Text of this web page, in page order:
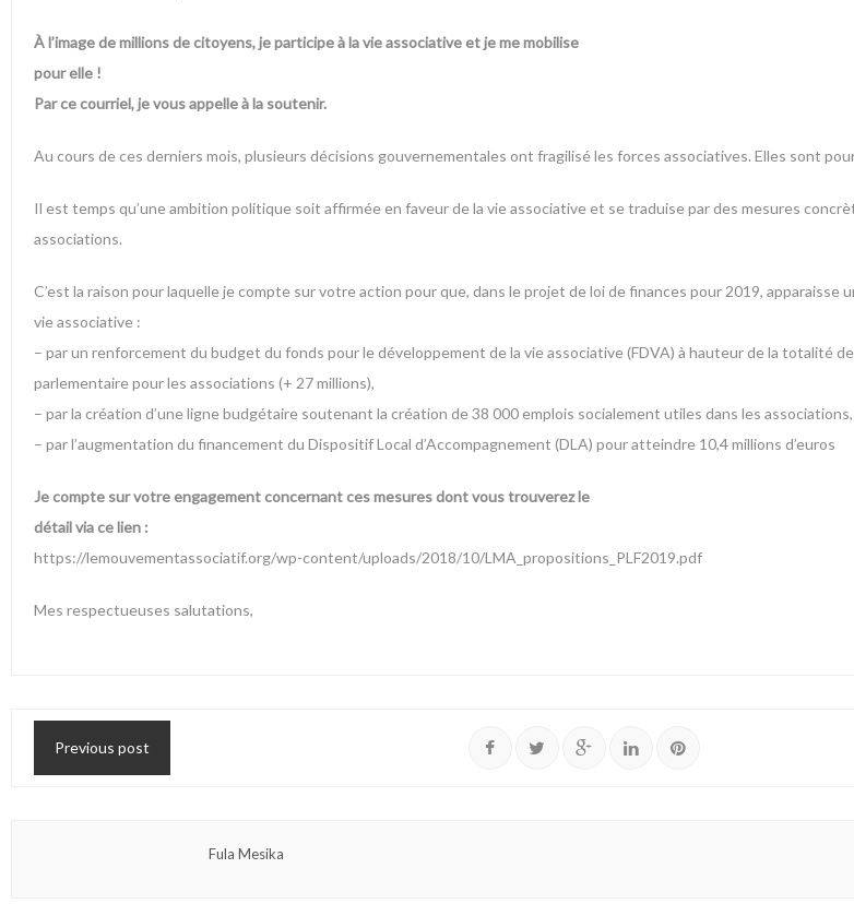
À l’image de millions de citoyens, je participe à la vie associative et je me mobilise
pour elle !
Par ce courriel, je vous appelle à la soutenir.
Au cours de ces derniers mois, plusieurs décisions gouvernementales ont fragilisé les forces associatives. Elles sont
Il est temps qu’une ambition politique soit affirmée en faveur de la vie associative et se traduise par des mesures
associations.
C’est la raison pour laquelle je compte sur votre action pour que, dans le projet de loi de finances pour 2019, apparaisse
vie associative :
– par un renforcement du budget du fonds pour le développement de la vie associative (FDVA) à hauteur de la totalité
parlementaire pour les associations (+ 27 millions),
– par la création d’une ligne budgétaire soutenant la création de 38 000 emplois socialement utiles dans les associations,
– par l’augmentation du financement du Dispositif Local d’Accompagnement (DLA) pour atteindre 10,4 millions d’euros
Je compte sur votre engagement concernant ces mesures dont vous trouverez le
détail via ce lien :
https://lemouvementassociatif.org/wp-content/uploads/2018/10/LMA_propositions_PLF2019.pdf
Mes respectueuses salutations,
Previous post
Fula Mesika